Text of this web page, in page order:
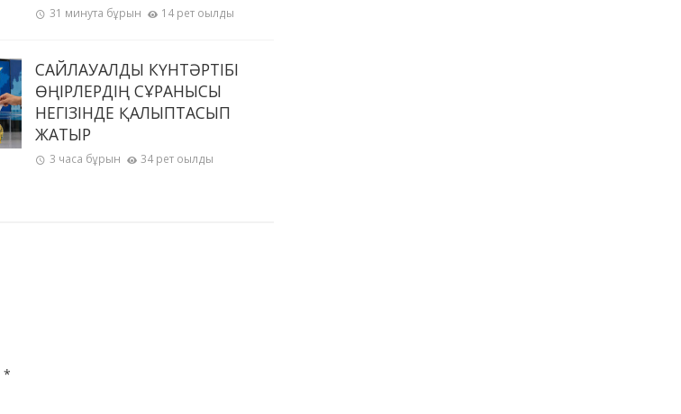
31 минута бұрын 14 рет оқылды
САЙЛАУАЛДЫ КҮНТӘРТІБІ
ӨҢІРЛЕРДІҢ СҰРАНЫСЫ
НЕГІЗІНДЕ ҚАЛЫПТАСЫП
ЖАТЫР
3 часа бұрын 34 рет оқылды
*